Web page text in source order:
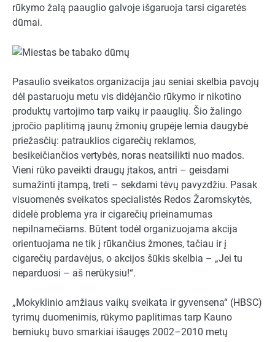
rūkymo žalą paauglio galvoje išgaruoja tarsi cigaretės
dūmai.
Pasaulio sveikatos organizacija jau seniai skelbia pavojų
dėl pastaruoju metu vis didėjančio rūkymo ir nikotino
produktų vartojimo tarp vaikų ir paauglių. Šio žalingo
įpročio paplitimą jaunų žmonių grupėje lemia daugybė
priežasčių: patrauklios cigarečių reklamos,
besikeičiančios vertybės, noras neatsilikti nuo mados.
Vieni rūko paveikti draugų įtakos, antri – geisdami
sumažinti įtampą, treti – sekdami tėvų pavyzdžiu. Pasak
visuomenės sveikatos specialistės Redos Žaromskytės,
didelė problema yra ir cigarečių prieinamumas
nepilnamečiams. Būtent todėl organizuojama akcija
orientuojama ne tik į rūkančius žmones, tačiau ir į
cigarečių pardavėjus, o akcijos šūkis skelbia – „Jei tu
neparduosi – aš nerūkysiu!“.
„Mokyklinio amžiaus vaikų sveikata ir gyvensena“ (HBSC)
tyrimų duomenimis, rūkymo paplitimas tarp Kauno
berniukų buvo smarkiai išaugęs 2002–2010 metų